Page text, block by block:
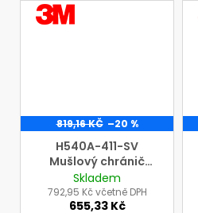
VÝROBCE
3M
819,16 KČ –20 %
H540A-411-SV
Mušlový chránič
sluchu 3M Peltor
OPTIME III s měkkým
přidržovacím
Skladem
792,95 Kč včetně DPH
655,33 Kč